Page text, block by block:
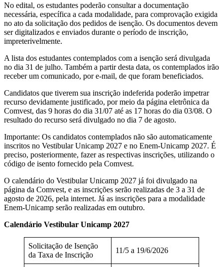
No edital, os estudantes poderão consultar a documentação
necessária, específica a cada modalidade, para comprovação exigida
no ato da solicitação dos pedidos de isenção. Os documentos devem
ser digitalizados e enviados durante o período de inscrição,
impreterivelmente.
A lista dos estudantes contemplados com a isenção será divulgada
no dia 31 de julho. Também a partir desta data, os contemplados irão
receber um comunicado, por e-mail, de que foram beneficiados.
Candidatos que tiverem sua inscrição indeferida poderão impetrar
recurso devidamente justificado, por meio da página eletrônica da
Comvest, das 9 horas do dia 31/07 até as 17 horas do dia 03/08. O
resultado do recurso será divulgado no dia 7 de agosto.
Importante: Os candidatos contemplados não são automaticamente
inscritos no Vestibular Unicamp 2027 e no Enem-Unicamp 2027. É
preciso, posteriormente, fazer as respectivas inscrições, utilizando o
código de isento fornecido pela Comvest.
O calendário do Vestibular Unicamp 2027 já foi divulgado na
página da Comvest, e as inscrições serão realizadas de 3 a 31 de
agosto de 2026, pela internet. Já as inscrições para a modalidade
Enem-Unicamp serão realizadas em outubro.
Calendário Vestibular Unicamp 2027
Solicitação de Isenção
da Taxa de Inscrição
11/5 a 19/6/2026